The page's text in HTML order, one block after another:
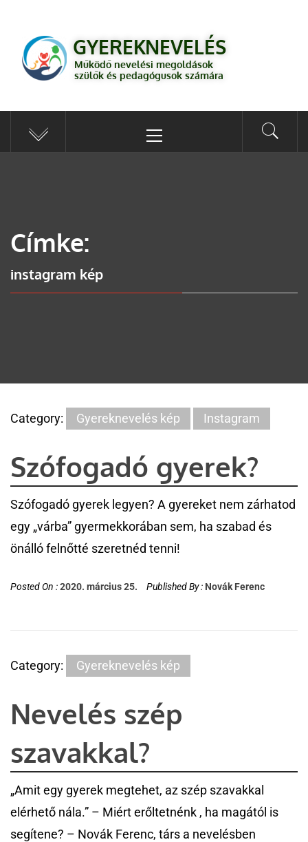
GYEREKNEVELÉS
számára
GYEREKNEVELÉS
Működő nevelési megoldások
szülők és pedagógusok számára
Címke:
instagram kép
Category: Gyereknevelés kép Instagram
Szófogadó gyerek?
Szófogadó gyerek legyen? A gyereket nem zárhatod
egy „várba” gyermekkorában sem, ha szabad és
önálló felnőtté szeretnéd tenni!
Posted On :2020. március 25. Published By : Novák Ferenc
Category: Gyereknevelés kép
Nevelés szép
szavakkal?
„Amit egy gyerek megtehet, az szép szavakkal
elérhető nála.” – Miért erőltetnénk , ha magától is
segítene? – Novák Ferenc, társ a nevelésben